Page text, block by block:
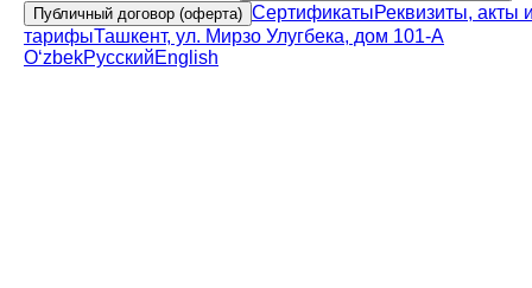
Публичный договор (оферта) СертификатыРеквизиты, акты
тарифыТашкент, ул. Мирзо Улугбека, дом 101-А
OʻzbekРусскийEnglish